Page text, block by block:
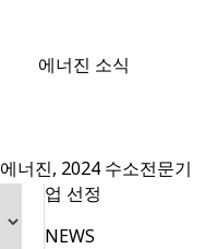
에너진 소식
에너진, 2024 수소전문기
업 선정
NEWS